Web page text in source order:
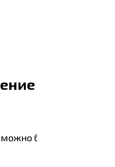
быстрее.